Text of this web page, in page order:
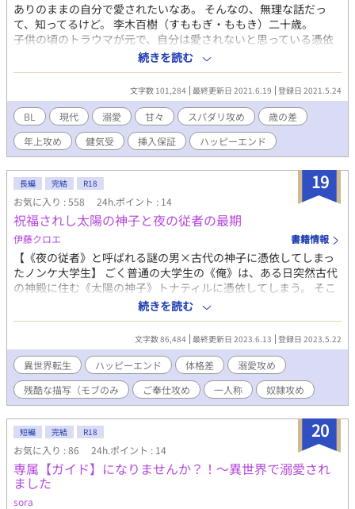
ありのままの自分で愛されたいなあ。 そんなの、無理な話だっ
て、知ってるけど。 李木百樹（すももぎ・ももき）二十歳。
子供の頃のトラウマが元で、自分は愛されないと思っている憑依
型役者。 チャラ男の役が降りたまま街にくり出したある日、目覚
めると隣には見知らぬイケメンが。 どうやらビッチな役が降
りたまま、Ｓ○Ｘしてしまったらしい。 イケメンが目覚める前
に逃げ出したのだが、なんとお互い財布を取り違えていて、再び
会うことに。 無事財布を交換後、立ち去ろうとする百樹に、イ
ケメン、岡龍介は申し出る。 「俺に教えてくれないか。ゲイの世
界のこと」 行きずりの関係だったはずが、百樹はどんどん龍介
に惹かれてしまう。 けれど龍介が望んでいるのはきっと〈ビッチ
なおれ〉。 百樹は自分の気持ちにブレーキをかけたまま、引
き続きビッチを演じることになるのだが―― 「雨さえやさしく」
（コミックRouge原作賞最終選考）で人気のあった、龍介がちゃ
んと幸せになるお話です。 「雨さえやさしく」はこちら
https://www.alphapolis.co.jp/novel/274361563/632319569 ※
エブリスタさん、fujossyさんにも掲載しています。 すでにラス
トまで書き上がっているので、手直ししながらの更新で、全20回
程度の予定です。エタらない保証。 ※表紙イラスト：もすけ様
有償依頼したものです。禁無断転載。
続きを読む
文字数 101,284 最終更新日 2021.6.19 登録日 2021.5.24
BL 現代 溺愛 甘々 スパダリ攻め
歳の差
年上攻め
健気受 挿入保証 ハッピーエンド
19
長編 完結 R18
お気に入り : 558 24h.ポイント : 14
祝福されし太陽の神子と夜の従者の最期
伊藤クロエ 書籍情報
【《夜の従者》と呼ばれる謎の男×古代の神子に憑依してしまっ
たノンケ大学生】 ごく普通の大学生の《俺》は、ある日突然古代
の神殿に住む《太陽の神子》トナティルに憑依してしまう。 そこ
で大勢の美しい侍女たちやトナティルの従者だという謎の美丈夫
アトラに溺れるほどに甘やかされ、夢のような生活を送るが、ふ
としたことから少しずつ神子トナティルの記憶が意識を侵食し始
める。 トナティルが待ち望んでいる《最後の祭り》と《大事な役
目》とはなんなのか。アトラは一体何者なのか。 異世界憑依しち
ゃったノンケ大学生くんが謎の褐色イケメンスパダリに溺愛ご奉
仕されながら快楽調教されてるちょっとダークな感じのなんちゃ
って伝奇サスペンスＢＬです ★ぶらいべったーで連載してた物を
手直ししました。 ★こんなタイトルですが最後はちゃんとハッピ
ーエンドです ★実在する文明等の名前が出てきますが全部なんち
ゃってなので雰囲気で読んでください。 ★他サイトさんにも載せ
ています。 【ご注意】 モブ子さんとの性的な接触シーンが出てき
ますが、おさわり程度で終わります。 残酷なシーンはモブに対し
てのみです。
続きを読む
文字数 86,484 最終更新日 2023.6.13 登録日 2023.5.22
異世界転生 ハッピーエンド 体格差
溺愛攻め
残酷な描写（モブのみ
ご奉仕攻め 一人称 奴隷攻め
20
短編 完結 R18
お気に入り : 86 24h.ポイント : 14
専属【ガイド】になりませんか？！〜異世界で溺愛され
ました
sora